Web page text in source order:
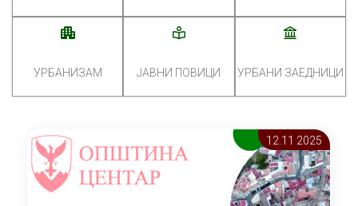
УРБАНИЗАМ ЈАВНИ ПОВИЦИ УРБАНИ ЗАЕДНИЦИ
12.11 2025